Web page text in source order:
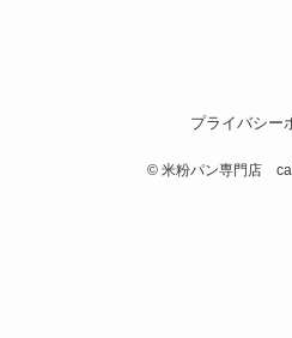
プライバシー
©米粉パン専門店